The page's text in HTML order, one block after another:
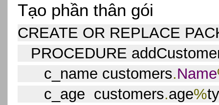
Tạo phần thân gói
CREATE OR REPLACE
PROCEDURE
c_name customers.Name
c_age  customers.age%